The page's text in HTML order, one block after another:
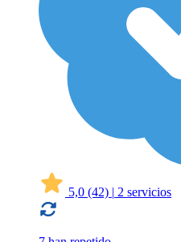
5,0 (42) | 2 servicios